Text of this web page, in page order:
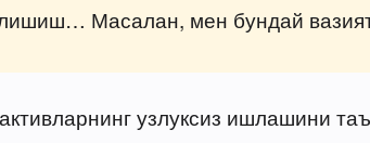
Масалан, мен бундай
узлуксиз ишлашини